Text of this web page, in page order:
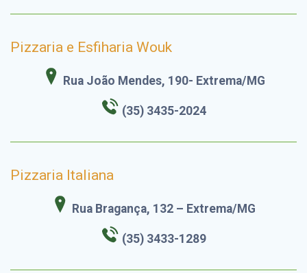
Pizzaria e Esfiharia Wouk
Rua João Mendes, 190- Extrema/MG
(35) 3435-2024
Pizzaria Italiana
Rua Bragança, 132 – Extrema/MG
(35) 3433-1289